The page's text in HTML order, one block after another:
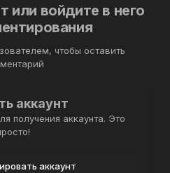
или войдите в него
чтобы оставить
аккаунт
получения аккаунта. Это
аккаунт